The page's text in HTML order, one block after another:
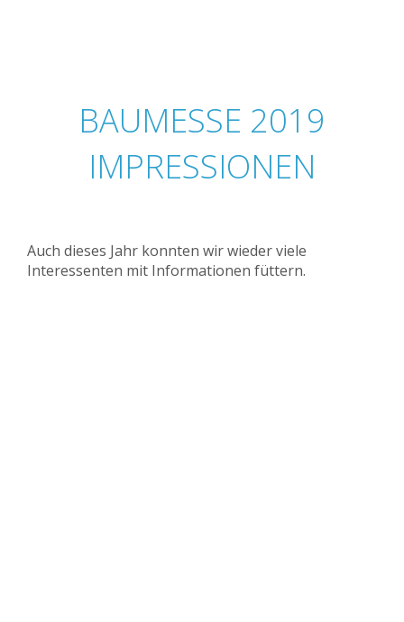
BAUMESSE 2019
IMPRESSIONEN
Auch dieses Jahr konnten wir wieder viele
Interessenten mit Informationen füttern.